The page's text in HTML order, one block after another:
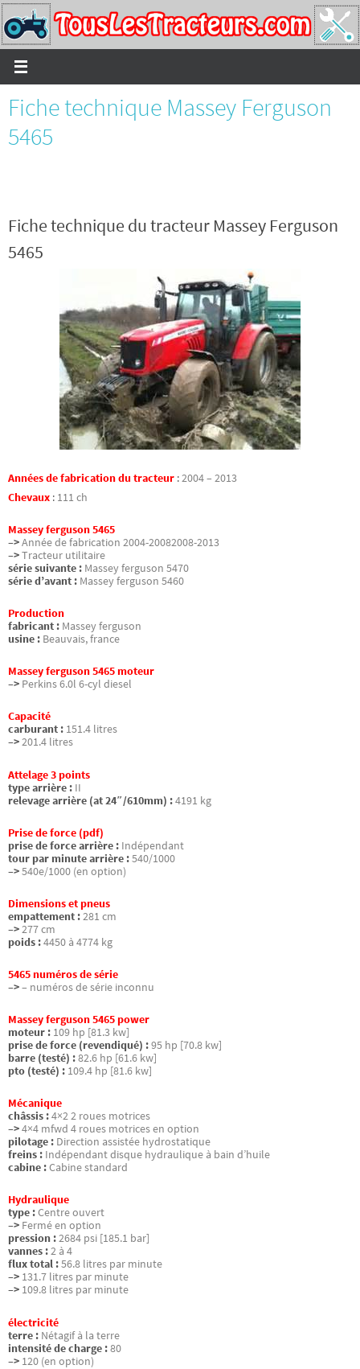
Passer
vers
le
contenu
Fiche technique Massey Ferguson
5465
Fiche technique du tracteur Massey Ferguson
5465
Années de fabrication du tracteur :2004 – 2013
Chevaux : 111 ch
Massey ferguson 5465
–>Année de fabrication 2004-20082008-2013
–>Tracteur utilitaire
série suivante : Massey ferguson 5470
série d’avant : Massey ferguson 5460
Production
fabricant : Massey ferguson
usine : Beauvais, france
Massey ferguson 5465 moteur
–> Perkins 6.0l 6-cyl diesel
Capacité
carburant : 151.4 litres
–>201.4 litres
Attelage 3 points
type arrière : II
relevage arrière (at 24″/610mm) :4191 kg
Prise de force (pdf)
prise de force arrière : Indépendant
tour par minute arrière :540/1000
–>540e/1000 (en option)
Dimensions et pneus
empattement :281 cm
–>277 cm
poids :4450 à 4774 kg
5465 numéros de série
–>– numéros de série inconnu
Massey ferguson 5465 power
moteur : 109 hp [81.3 kw]
prise de force (revendiqué) :95 hp [70.8 kw]
barre (testé) :82.6 hp [61.6 kw]
pto (testé) : 109.4 hp [81.6 kw]
Mécanique
châssis :4×2 2 roues motrices
–>4×4 mfwd 4 roues motrices en option
pilotage : Direction assistée hydrostatique
freins : Indépendant disque hydraulique à bain d’huile
cabine :Cabine standard
Hydraulique
type :Centre ouvert
–> Fermé en option
pression :2684 psi [185.1 bar]
vannes :2 à 4
flux total :56.8 litres par minute
–> 131.7 litres par minute
–> 109.8 litres par minute
électricité
terre : Nétagif à la terre
intensité de charge :80
–> 120 (en option)